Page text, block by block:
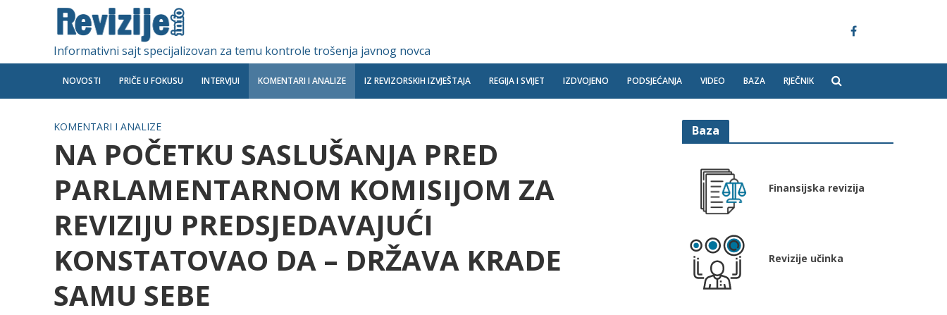
Informativni sajt specijalizovan za temu kontrole trošenja javnog novca
NOVOSTI PRIČE U FOKUSU INTERVJUI KOMENTARI I ANALIZE IZ REVIZORSKIH IZVJEŠTAJA REGIJA I SVIJET IZDVOJENO PODSJEĆANJA VIDEO BAZA RJEČNIK
KOMENTARI I ANALIZE
NA POČETKU SASLUŠANJA PRED
PARLAMENTARNOM KOMISIJOM ZA
REVIZIJU PREDSJEDAVAJUĆI
KONSTATOVAO DA – DRŽAVA KRADE
SAMU SEBE
Baza
Finansijska revizija
Revizije učinka